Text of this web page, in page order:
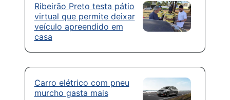
Ribeirão Preto testa pátio
virtual que permite deixar
veículo apreendido em
casa
Carro elétrico com pneu
murcho gasta mais